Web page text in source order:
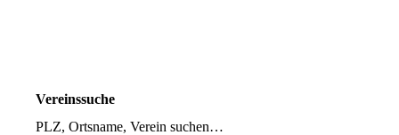
Vereinssuche
PLZ, Ortsname, Verein suchen…